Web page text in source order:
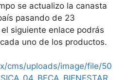
se actualizo la canasta
pasando de 23
siguiente enlace podrás
uno de los productos.
cms/uploads/image/file/50